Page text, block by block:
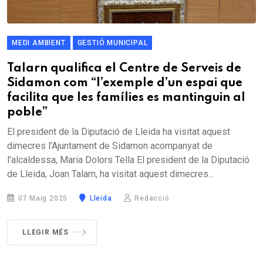
MEDI AMBIENT GESTIÓ MUNICIPAL
Talarn qualifica el Centre de Serveis de
Sidamon com “l’exemple d’un espai que
facilita que les famílies es mantinguin al
poble”
El president de la Diputació de Lleida ha visitat aquest
dimecres l’Ajuntament de Sidamon acompanyat de
l’alcaldessa, Maria Dolors Tella El president de la Diputació
de Lleida, Joan Talarn, ha visitat aquest dimecres...
07 Maig 2025 Lleida Redacció
LLEGIR MÉS